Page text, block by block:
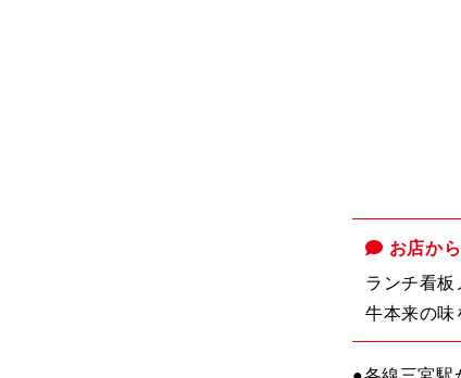
お店か
ランチ看
牛本来の味